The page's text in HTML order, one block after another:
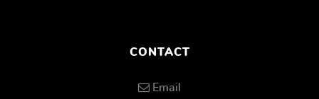
CONTACT
Email